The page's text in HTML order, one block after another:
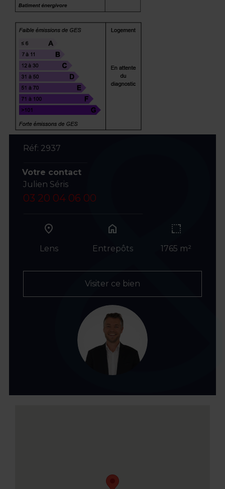
Réf: 2937
Votre contact
Julien Séris
03 20 04 06 00
Lens
home
Entrepôts 1765 m²
Visiter ce bien